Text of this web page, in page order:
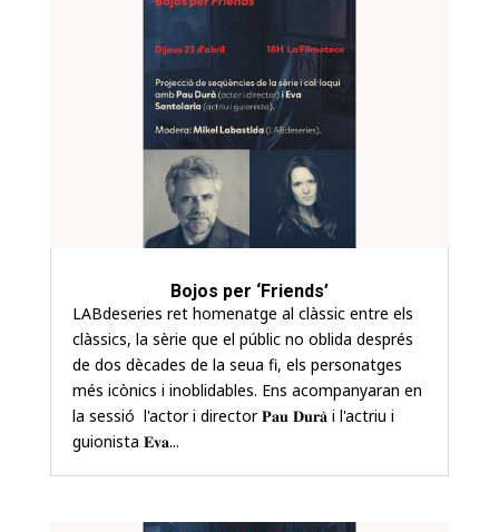
Bojos per ‘Friends’
LABdeseries ret homenatge al clàssic entre els
clàssics, la sèrie que el públic no oblida després
de dos dècades de la seua fi, els personatges
més icònics i inoblidables. Ens acompanyaran en
la sessió l'actor i director 𝐏𝐚𝐮 𝐃𝐮𝐫𝐚̀ i l'actriu i
guionista 𝐄𝐯𝐚...